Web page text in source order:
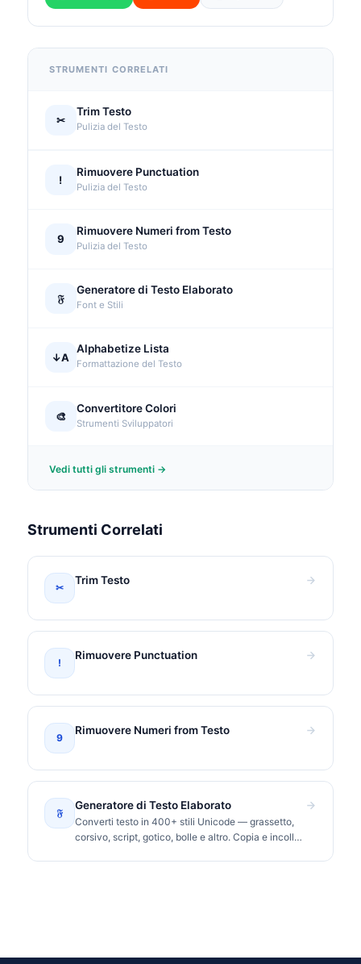
STRUMENTI CORRELATI
✂
Trim Testo
Pulizia del Testo
!
Rimuovere Punctuation
Pulizia del Testo
9
Rimuovere Numeri from Testo
Pulizia del Testo
𝔉
Generatore di Testo Elaborato
Font e Stili
↓A
Alphabetize Lista
Formattazione del Testo
🎨
Convertitore Colori
Strumenti Sviluppatori
Vedi tutti gli strumenti →
Strumenti Correlati
✂
Trim Testo
!
Rimuovere Punctuation
9
Rimuovere Numeri from Testo
𝔉
Generatore di Testo Elaborato
Converti testo in 400+ stili Unicode — grassetto,
corsivo, script, gotico, bolle e altro. Copia e incolla